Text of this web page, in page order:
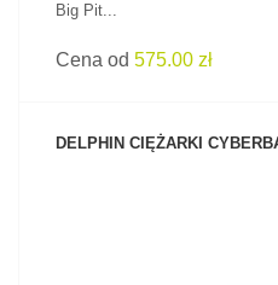
Big Pit...
Cena od 575.00 zł
DELPHIN CIĘŻARKI
ZOBACZ